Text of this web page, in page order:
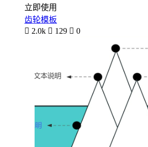
立即使用
齿轮模板
 2.0k  129  0